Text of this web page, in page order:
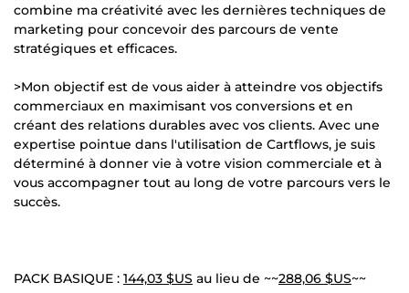
combine ma créativité avec les dernières techniques de
marketing pour concevoir des parcours de vente
stratégiques et efficaces.
>Mon objectif est de vous aider à atteindre vos objectifs
commerciaux en maximisant vos conversions et en
créant des relations durables avec vos clients. Avec une
expertise pointue dans l'utilisation de Cartflows, je suis
déterminé à donner vie à votre vision commerciale et à
vous accompagner tout au long de votre parcours vers le
succès.
PACK BASIQUE : 144,03 $US au lieu de ~~288,06 $US~~